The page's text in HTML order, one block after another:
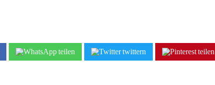
teilen twittern teilen